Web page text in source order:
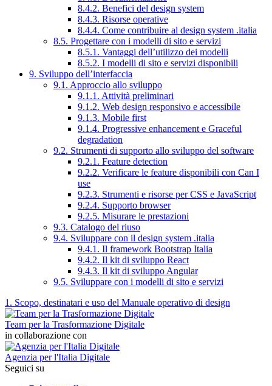
8.4.2. Benefici del design system
8.4.3. Risorse operative
8.4.4. Come contribuire al design system .italia
8.5. Progettare con i modelli di sito e servizi
8.5.1. Vantaggi dell’utilizzo dei modelli
8.5.2. I modelli di sito e servizi disponibili
9. Sviluppo dell’interfaccia
9.1. Approccio allo sviluppo
9.1.1. Attività preliminari
9.1.2. Web design responsivo e accessibile
9.1.3. Mobile first
9.1.4. Progressive enhancement e Graceful
degradation
9.2. Strumenti di supporto allo sviluppo del software
9.2.1. Feature detection
9.2.2. Verificare le feature disponibili con Can I
use
9.2.3. Strumenti e risorse per CSS e JavaScript
9.2.4. Supporto browser
9.2.5. Misurare le prestazioni
9.3. Catalogo del riuso
9.4. Sviluppare con il design system .italia
9.4.1. Il framework Bootstrap Italia
9.4.2. Il kit di sviluppo React
9.4.3. Il kit di sviluppo Angular
9.5. Sviluppare con i modelli di sito e servizi
1. Scopo, destinatari e uso del Manuale operativo di design
Team per la Trasformazione Digitale
in collaborazione con
Agenzia per l'Italia Digitale
Seguici su